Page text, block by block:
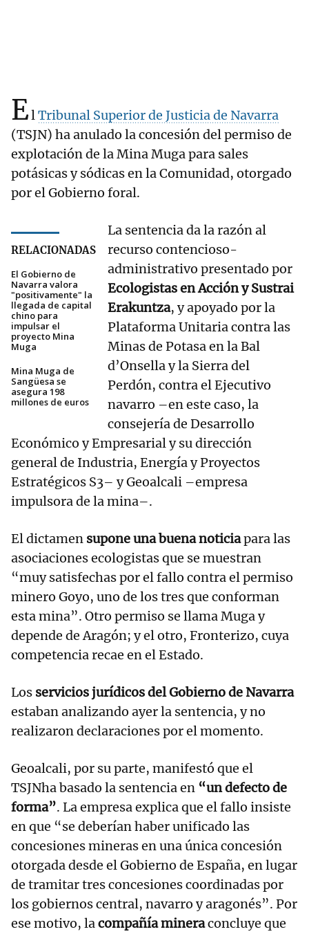
ElTribunal Superior de Justicia de Navarra
(TSJN) ha anulado la concesión del permiso de
explotación de la Mina Muga para sales
potásicas y sódicas en la Comunidad, otorgado
por el Gobierno foral.
RELACIONADAS
El Gobierno de
Navarra valora
"positivamente" la
llegada de capital
chino para
impulsar el
proyecto Mina
Muga
Mina Muga de
Sangüesa se
asegura 198
millones de euros
La sentencia da la razón al
recurso contencioso-
administrativo presentado por
Ecologistas en Acción y Sustrai
Erakuntza, y apoyado por la
Plataforma Unitaria contra las
Minas de Potasa en la Bal
d’Onsella y la Sierra del
Perdón, contra el Ejecutivo
navarro –en este caso, la
consejería de Desarrollo
Económico y Empresarial y su dirección
general de Industria, Energía y Proyectos
Estratégicos S3– y Geoalcali –empresa
impulsora de la mina–.
El dictamen supone una buena noticiapara las
asociaciones ecologistas que se muestran
“muy satisfechas por el fallo contra el permiso
minero Goyo, uno de los tres que conforman
esta mina”. Otro permiso se llama Muga y
depende de Aragón; y el otro, Fronterizo, cuya
competencia recae en el Estado.
Los servicios jurídicos del Gobierno de Navarra
estaban analizando ayer la sentencia, y no
realizaron declaraciones por el momento.
Geoalcali, por su parte, manifestó que el
TSJNha basado la sentencia en “un defecto de
forma”. La empresa explica que el fallo insiste
en que “se deberían haber unificado las
concesiones mineras en una única concesión
otorgada desde el Gobierno de España, en lugar
de tramitar tres concesiones coordinadas por
los gobiernos central, navarro y aragonés”. Por
ese motivo, lacompañía mineraconcluye que